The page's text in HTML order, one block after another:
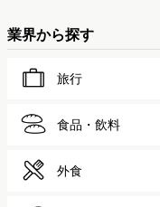
業界から探す
旅行
食品・飲料
外食